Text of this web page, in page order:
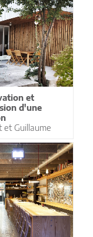
et
d'une
et Guillaume